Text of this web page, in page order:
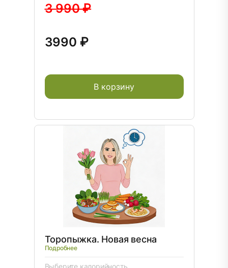
3 990 ₽
3990 ₽
В корзину
Торопыжка. Новая весна
Подробнее
Выберите калорийность